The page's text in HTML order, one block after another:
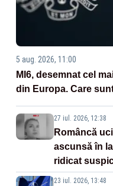
5 aug. 2026, 11:00
MI6, desemnat cel
din Europa. Care
27 iul. 2026, 12:38
Româncă
ascunsă în
ridicat
23 iul. 2026, 13:48